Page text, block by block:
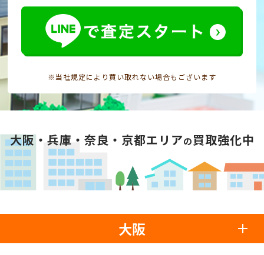
※当社規定により買い取れない場合もございます
大阪・兵庫・奈良・京都エリアの買取強化中
大阪